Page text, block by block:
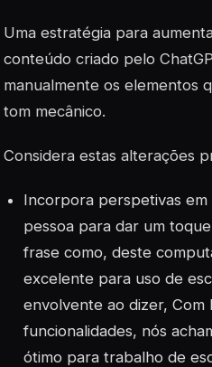
Uma estratégia para
conteúdo criado pelo
manualmente os elementos
tom mecânico.
Considera estas alterações
Incorpora perspetivas
pessoa para dar um
frase como, deste
excelente para uso de
envolvente ao dizer, Com
funcionalidades, nós
ótimo para trabalho de